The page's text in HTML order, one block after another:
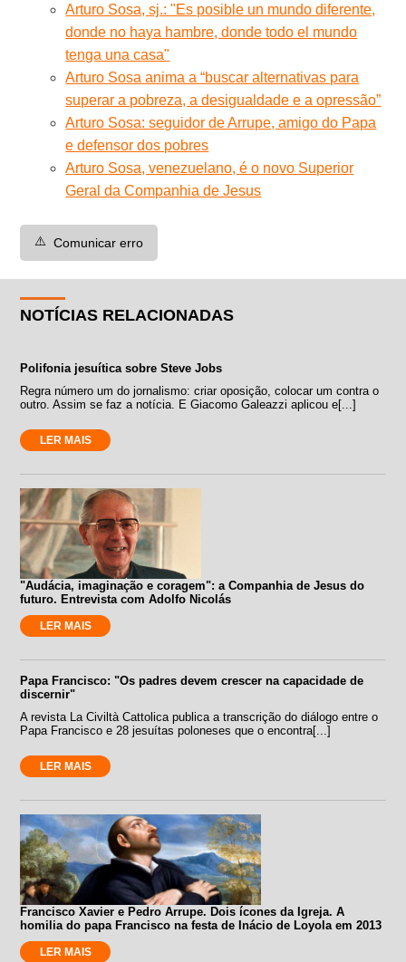
Arturo Sosa, sj.: "Es posible un mundo diferente,
donde no haya hambre, donde todo el mundo
tenga una casa"
Arturo Sosa anima a “buscar alternativas para
superar a pobreza, a desigualdade e a opressão”
Arturo Sosa: seguidor de Arrupe, amigo do Papa
e defensor dos pobres
Arturo Sosa, venezuelano, é o novo Superior
Geral da Companhia de Jesus
⚠️ Comunicar erro
NOTÍCIAS RELACIONADAS
Polifonia jesuítica sobre Steve Jobs
Regra número um do jornalismo: criar oposição, colocar um contra o
outro. Assim se faz a notícia. E Giacomo Galeazzi aplicou e[...]
LER MAIS
"Audácia, imaginação e coragem": a Companhia de Jesus do
futuro. Entrevista com Adolfo Nicolás
LER MAIS
Papa Francisco: "Os padres devem crescer na capacidade de
discernir"
A revista La Civiltà Cattolica publica a transcrição do diálogo entre o
Papa Francisco e 28 jesuítas poloneses que o encontra[...]
LER MAIS
Francisco Xavier e Pedro Arrupe. Dois ícones da Igreja. A
homilia do papa Francisco na festa de Inácio de Loyola em 2013
LER MAIS